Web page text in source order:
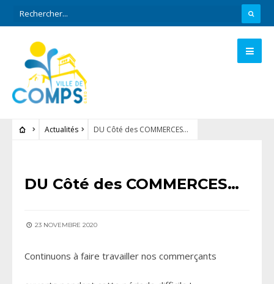
Actualités DU Côté des COMMERCES…
DU Côté des COMMERCES…
23 NOVEMBRE 2020
Continuons à faire travailler nos commerçants